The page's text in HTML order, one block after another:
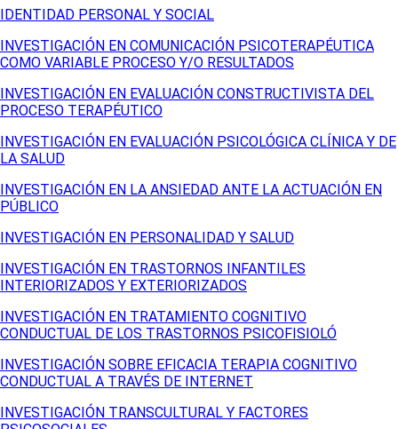
IDENTIDAD PERSONAL Y SOCIAL
INVESTIGACIÓN EN COMUNICACIÓN PSICOTERAPÉUTICA
COMO VARIABLE PROCESO Y/O RESULTADOS
INVESTIGACIÓN EN EVALUACIÓN CONSTRUCTIVISTA DEL
PROCESO TERAPÉUTICO
INVESTIGACIÓN EN EVALUACIÓN PSICOLÓGICA CLÍNICA Y DE
LA SALUD
INVESTIGACIÓN EN LA ANSIEDAD ANTE LA ACTUACIÓN EN
PÚBLICO
INVESTIGACIÓN EN PERSONALIDAD Y SALUD
INVESTIGACIÓN EN TRASTORNOS INFANTILES
INTERIORIZADOS Y EXTERIORIZADOS
INVESTIGACIÓN EN TRATAMIENTO COGNITIVO
CONDUCTUAL DE LOS TRASTORNOS PSICOFISIOLÓ
INVESTIGACIÓN SOBRE EFICACIA TERAPIA COGNITIVO
CONDUCTUAL A TRAVÉS DE INTERNET
INVESTIGACIÓN TRANSCULTURAL Y FACTORES